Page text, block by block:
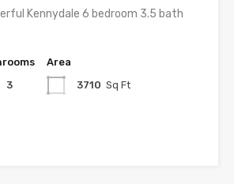
Kennydale 6 bedroom 3.5 bath
3
Area
3710 Sq Ft